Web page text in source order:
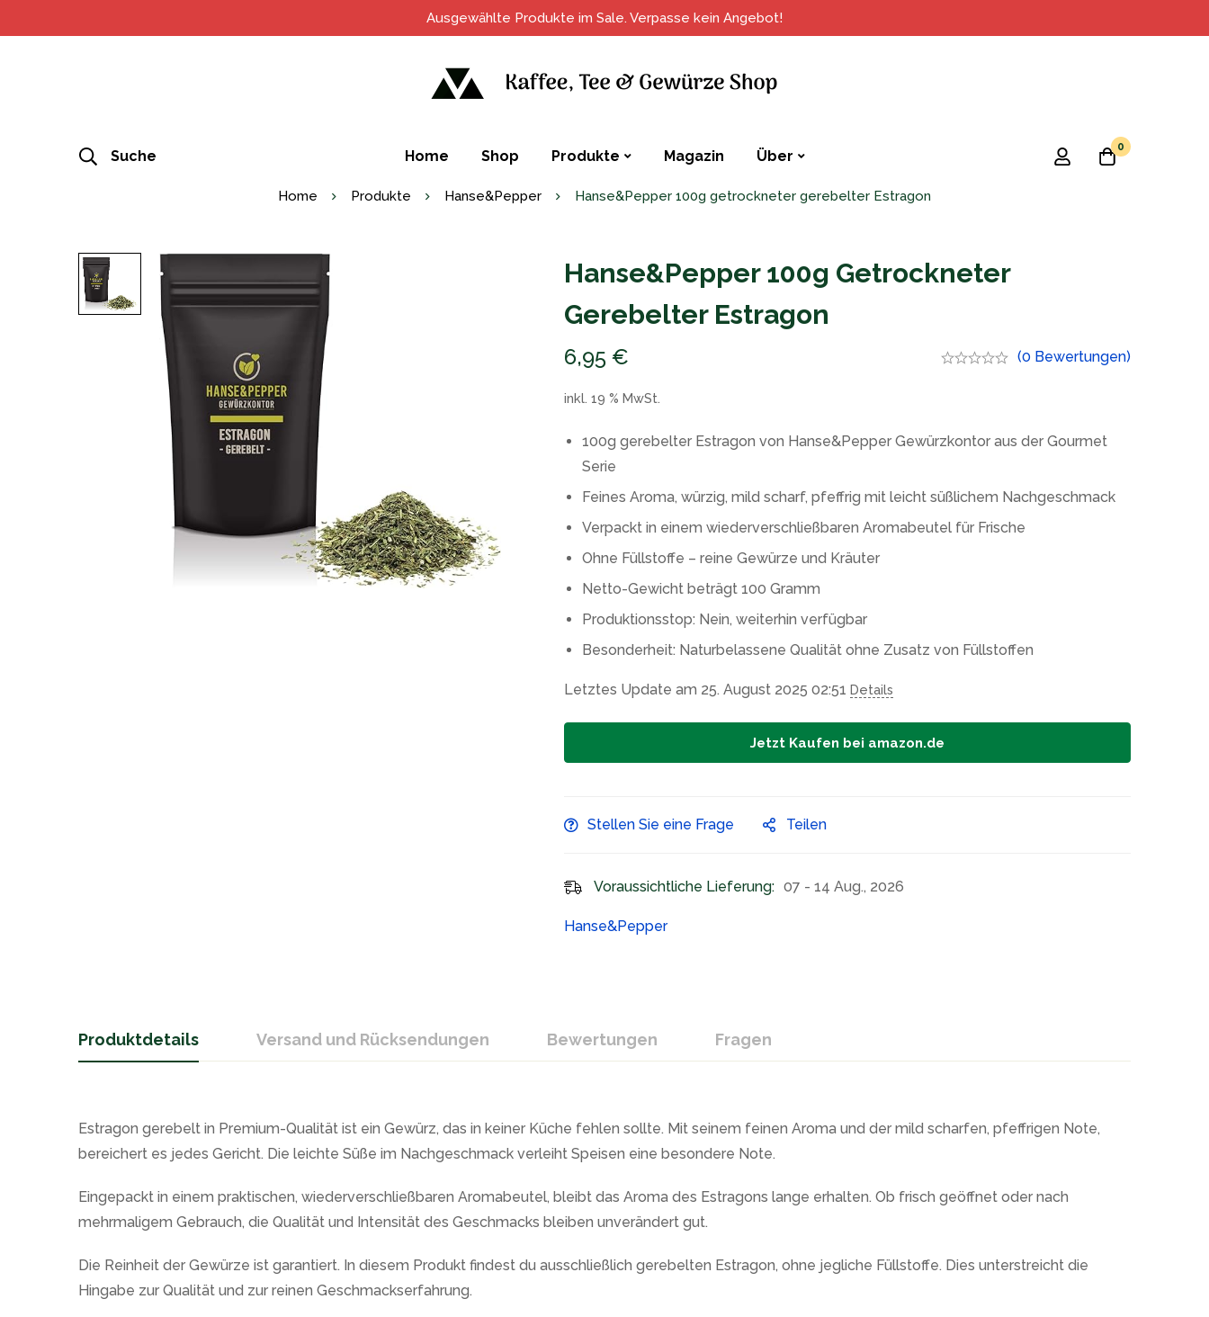
Ausgewählte Produkte im Sale. Verpasse kein Angebot!
Suche Home Shop Produkte Magazin Über
0
Home Produkte Hanse&Pepper Hanse&Pepper 100g getrockneter gerebelter Estragon
Hanse&Pepper 100g Getrockneter
Gerebelter Estragon
6,95 € (0 Bewertungen)
inkl. 19 % MwSt.
100g gerebelter Estragon von Hanse&Pepper Gewürzkontor aus der Gourmet
Serie
Feines Aroma, würzig, mild scharf, pfeffrig mit leicht süßlichem Nachgeschmack
Verpackt in einem wiederverschließbaren Aromabeutel für Frische
Ohne Füllstoffe – reine Gewürze und Kräuter
Netto-Gewicht beträgt 100 Gramm
Produktionsstop: Nein, weiterhin verfügbar
Besonderheit: Naturbelassene Qualität ohne Zusatz von Füllstoffen
Letztes Update am 25. August 2025 02:51 Details
Jetzt Kaufen bei amazon.de
Stellen Sie eine Frage Teilen
Voraussichtliche Lieferung: 07 - 14 Aug., 2026
Hanse&Pepper
Produktdetails Versand und Rücksendungen Bewertungen Fragen
Estragon gerebelt in Premium-Qualität ist ein Gewürz, das in keiner Küche fehlen sollte. Mit seinem feinen Aroma und der mild scharfen, pfeffrigen Note,
bereichert es jedes Gericht. Die leichte Süße im Nachgeschmack verleiht Speisen eine besondere Note.
Eingepackt in einem praktischen, wiederverschließbaren Aromabeutel, bleibt das Aroma des Estragons lange erhalten. Ob frisch geöffnet oder nach
mehrmaligem Gebrauch, die Qualität und Intensität des Geschmacks bleiben unverändert gut.
Die Reinheit der Gewürze ist garantiert. In diesem Produkt findest du ausschließlich gerebelten Estragon, ohne jegliche Füllstoffe. Dies unterstreicht die
Hingabe zur Qualität und zur reinen Geschmackserfahrung.